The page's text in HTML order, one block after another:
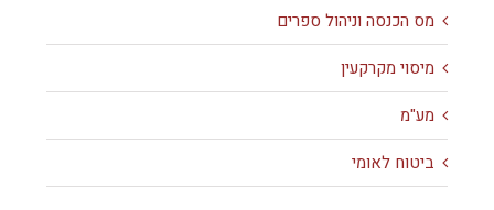
מס הכנסה וניהול ספרים
מיסוי מקרקעין
מע"מ
ביטוח לאומי